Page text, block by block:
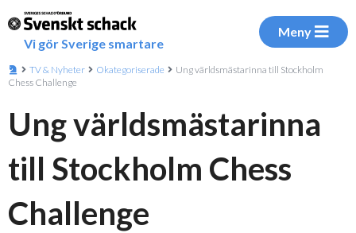
Vi gör Sverige smartare
Meny
TV & Nyheter Okategoriserade
Ung världsmästarinna till Stockholm
Chess Challenge
Ung världsmästarinna
till Stockholm Chess
Challenge